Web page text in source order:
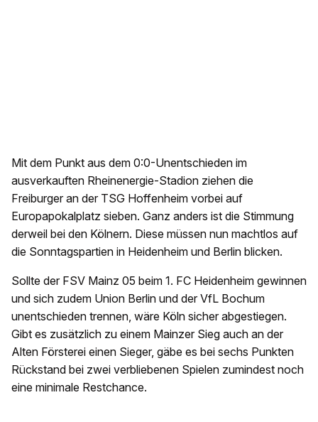
Mit dem Punkt aus dem 0:0-Unentschieden im
ausverkauften Rheinenergie-Stadion ziehen die
Freiburger an der TSG Hoffenheim vorbei auf
Europapokalplatz sieben. Ganz anders ist die Stimmung
derweil bei den Kölnern. Diese müssen nun machtlos auf
die Sonntagspartien in Heidenheim und Berlin blicken.
Sollte der FSV Mainz 05 beim 1. FC Heidenheim gewinnen
und sich zudem Union Berlin und der VfL Bochum
unentschieden trennen, wäre Köln sicher abgestiegen.
Gibt es zusätzlich zu einem Mainzer Sieg auch an der
Alten Försterei einen Sieger, gäbe es bei sechs Punkten
Rückstand bei zwei verbliebenen Spielen zumindest noch
eine minimale Restchance.